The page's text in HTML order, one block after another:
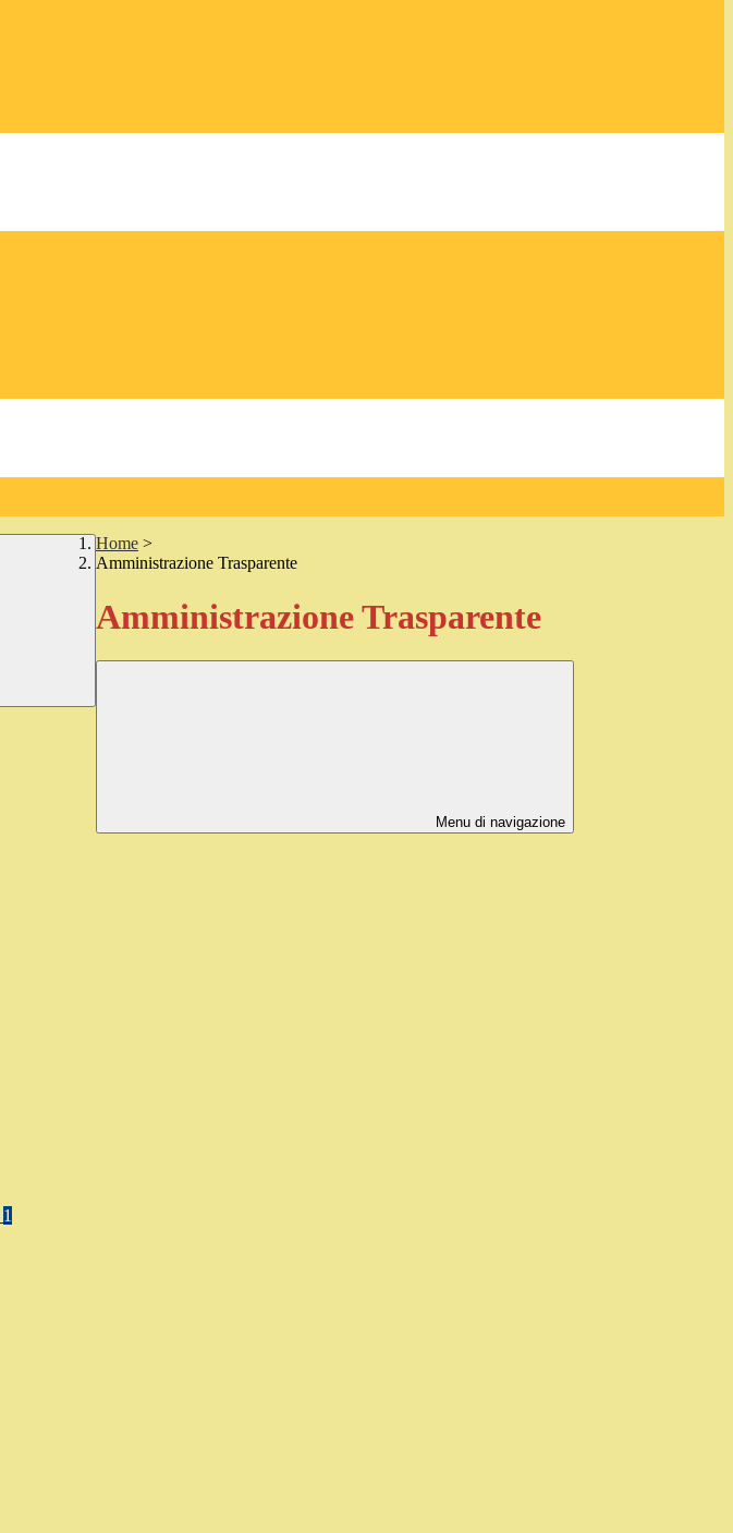
Home >
Amministrazione Trasparente
Amministrazione Trasparente
Menu di navigazione
1